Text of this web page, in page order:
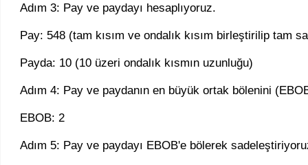
Adım 3: Pay ve paydayı hesaplıyoruz.
Pay: 548 (tam kısım ve ondalık kısım birleştirilip tam
Payda: 10 (10 üzeri ondalık kısmın uzunluğu)
Adım 4: Pay ve paydanın en büyük ortak bölenini
EBOB: 2
Adım 5: Pay ve paydayı EBOB'e bölerek